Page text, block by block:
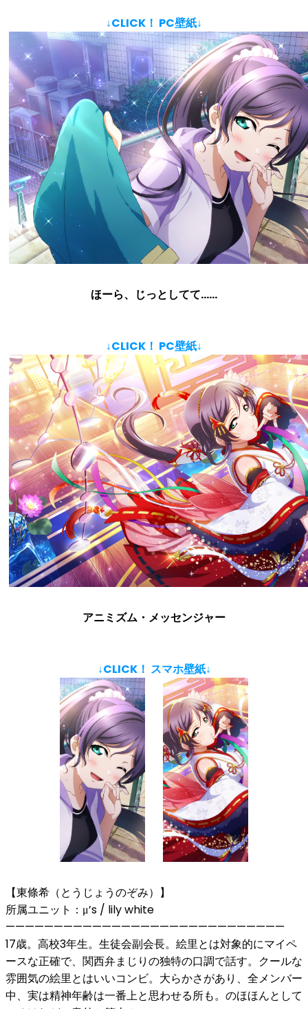
↓CLICK！ PC壁紙↓
ほーら、じっとしてて……
↓CLICK！ PC壁紙↓
アニミズム・メッセンジャー
↓CLICK！ スマホ壁紙↓
【東條希（とうじょうのぞみ）】
所属ユニット：μ’s / lily white
—————————————————————————————
17歳。高校3年生。生徒会副会長。絵里とは対象的にマイペ
ースな正確で、関西弁まじりの独特の口調で話す。クールな
雰囲気の絵里とはいいコンビ。大らかさがあり、全メンバー
中、実は精神年齢は一番上と思わせる所も。のほほんとして